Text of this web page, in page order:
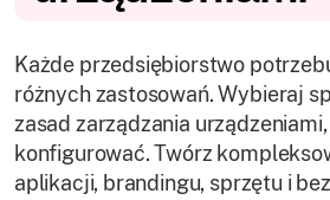
Każde przedsiębiorstwo
różnych zastosowań. Wybieraj
zasad zarządzania
konfigurować. Twórz
aplikacji, brandingu, sprzętu i